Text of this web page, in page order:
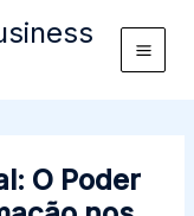
O Poder